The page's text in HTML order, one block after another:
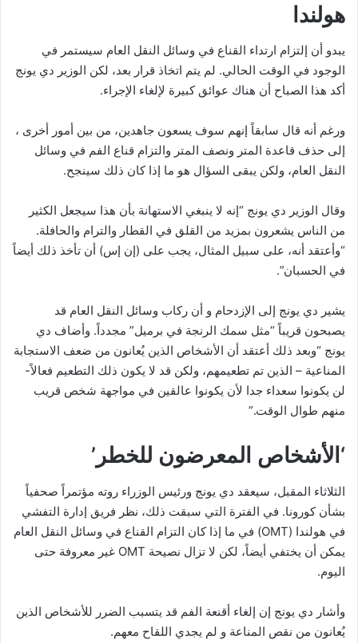
هولندا
يبدو أن إلتزام ارتداء القناع في وسائل النقل العام سيستمر في
الوجود في الوقت الحالي. لم يتم اتخاذ قرار بعد، لكن الوزير دي يونج
أكد هذا الصباح أن هناك عوائق كبيرة لإلغاء الإجراء.
ورغم أنه قال سابقاً إنهم سوف يسعون جاهدين، من بين أمور أخرى ،
إلى حذف قاعدة المتر ونصف المتر والتزام قناع الفم في وسائل
النقل العام، ولكن يبقى السؤال هو ما إذا كان ذلك سينجح.
وقال الوزير دي يونج “إنه لا ينبغي الاستهانة بأن هذا سيجعل الكثير
من الناس يشعرون بمزيد من القلق في القطار والترام والحافلة.
“وأعتقد أنه، على سبيل المثال، يجب على (إن إس) أن تأخذ ذلك أيضاً
في الحسبان”.
يشير دي يونج إلى الإزدحام و أن ركاب وسائل النقل العام قد
يصبحون قريباً “مثل سمك الرنجة في برميل” مجدداً. وأضاف دي
يونج “وبعد ذلك أعتقد أن الأشخاص الذين يُعانون من ضعف الاستجابة
المناعية – الذين تم تطعيمهم، ولكن قد لا يكون ذلك التطعيم فعالاً-
لن يكونوا سعداء جدا لأن يكونوا عالقين في مواجهة شخص قريب
منهم طوال الوقت.”
‘الأشخاص المعرضون للخطر’
الثلاثاء المقبل، سيعقد دي يونج ورئيس الوزراء روته مؤتمراً صحفياً
بشأن كورونا. في الفترة التي سبقت ذلك، نظر فريق إدارة التفشي
في هولندا (OMT) في ما إذا كان التزام القناع في وسائل النقل العام
يمكن أن يختفي أيضاً، لكن لا تزال نصيحة OMT غير معروفة حتى
اليوم.
وأشار دي يونج إن إلغاء أقنعة الفم قد يتسبب الضرر للأشخاص الذين
يُعانون من نقص المناعة و لم يجدي اللقاح معهم.